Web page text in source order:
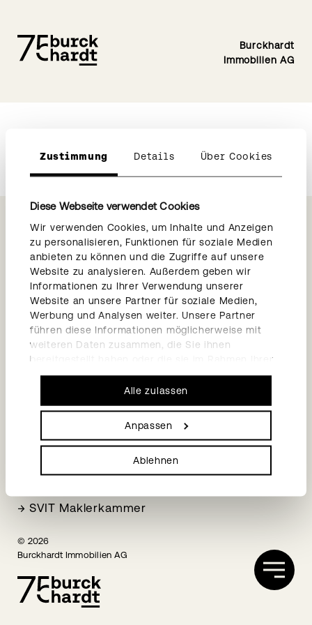
Zustimmung Details Über Cookies
Diese Webseite verwendet Cookies
Wir verwenden Cookies, um Inhalte und Anzeigen
zu personalisieren, Funktionen für soziale Medien
anbieten zu können und die Zugriffe auf unsere
Website zu analysieren. Außerdem geben wir
Informationen zu Ihrer Verwendung unserer
Website an unsere Partner für soziale Medien,
Werbung und Analysen weiter. Unsere Partner
führen diese Informationen möglicherweise mit
weiteren Daten zusammen, die Sie ihnen
bereitgestellt haben oder die sie im Rahmen Ihrer
Nutzung der Dienste gesammelt haben.
Alle zulassen
Anpassen
Ablehnen
Burckhardt
Immobilien AG
Weitere Links
Burckhardt Entwicklungen
Burckhardt Architektur
Impressum
Datenschutzerklärung
Facebook
Mitgliedschaften
HEV Basel-Stadt
→ SVIT Maklerkammer
© 2026
Burckhardt Immobilien AG